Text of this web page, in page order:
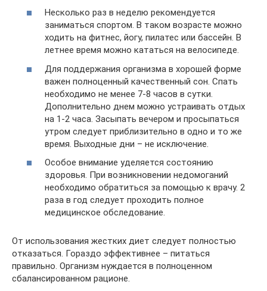
Несколько раз в неделю рекомендуется
заниматься спортом. В таком возрасте можно
ходить на фитнес, йогу, пилатес или бассейн. В
летнее время можно кататься на велосипеде.
Для поддержания организма в хорошей форме
важен полноценный качественный сон. Спать
необходимо не менее 7-8 часов в сутки.
Дополнительно днем можно устраивать отдых
на 1-2 часа. Засыпать вечером и просыпаться
утром следует приблизительно в одно и то же
время. Выходные дни – не исключение.
Особое внимание уделяется состоянию
здоровья. При возникновении недомоганий
необходимо обратиться за помощью к врачу. 2
раза в год следует проходить полное
медицинское обследование.
От использования жестких диет следует полностью
отказаться. Гораздо эффективнее – питаться
правильно. Организм нуждается в полноценном
сбалансированном рационе.